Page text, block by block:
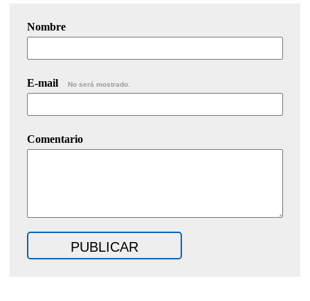
Nombre
E-mail No será mostrado.
Comentario